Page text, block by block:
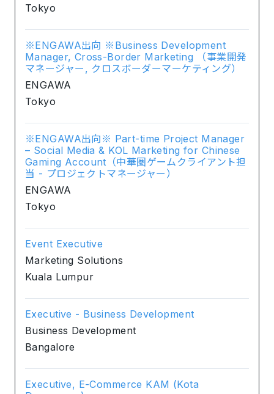
Tokyo
※ENGAWA出向 ※Business Development
Manager, Cross-Border Marketing （事業開発
マネージャー, クロスボーダーマーケティング）
ENGAWA
Tokyo
※ENGAWA出向※ Part-time Project Manager
– Social Media & KOL Marketing for Chinese
Gaming Account（中華圏ゲームクライアント担
当 - プロジェクトマネージャー）
ENGAWA
Tokyo
Event Executive
Marketing Solutions
Kuala Lumpur
Executive - Business Development
Business Development
Bangalore
Executive, E-Commerce KAM (Kota